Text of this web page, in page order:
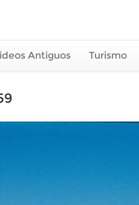
Antiguos Turismo